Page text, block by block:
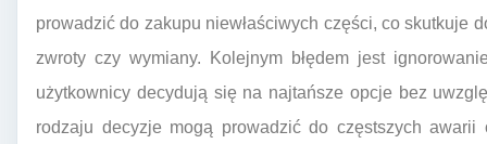
prowadzić do zakupu niewłaściwych części, co skutkuje
zwroty czy wymiany. Kolejnym błędem jest
użytkownicy decydują się na najtańsze opcje bez
rodzaju decyzje mogą prowadzić do częstszych